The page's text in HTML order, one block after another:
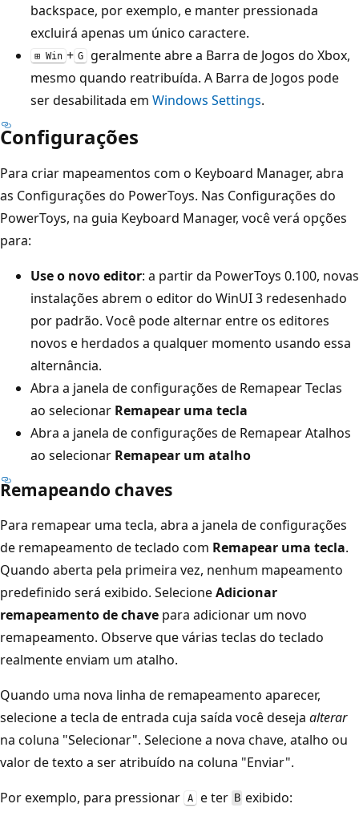
backspace, por exemplo, e manter pressionada
excluirá apenas um único caractere.
⊞ Win + G
geralmente abre a Barra de Jogos do Xbox,
mesmo quando reatribuída. A Barra de Jogos pode
ser desabilitada em Windows Settings.
Configurações
Para criar mapeamentos com o Keyboard Manager, abra
as Configurações do PowerToys. Nas Configurações do
PowerToys, na guia Keyboard Manager, você verá opções
para:
Use o novo editor: a partir da PowerToys 0.100, novas
instalações abrem o editor do WinUI 3 redesenhado
por padrão. Você pode alternar entre os editores
novos e herdados a qualquer momento usando essa
alternância.
Abra a janela de configurações de Remapear Teclas
ao selecionar Remapear uma tecla
Abra a janela de configurações de Remapear Atalhos
ao selecionar Remapear um atalho
Remapeando chaves
Para remapear uma tecla, abra a janela de configurações
de remapeamento de teclado com Remapear uma tecla.
Quando aberta pela primeira vez, nenhum mapeamento
predefinido será exibido. SelecioneAdicionar
remapeamento de chave para adicionar um novo
remapeamento. Observe que várias teclas do teclado
realmente enviam um atalho.
Quando uma nova linha de remapeamento aparecer,
selecione a tecla de entrada cuja saída você deseja alterar
na coluna "Selecionar". Selecione a nova chave, atalho ou
valor de texto a ser atribuído na coluna "Enviar".
Por exemplo, para pressionar
A e ter B exibido: